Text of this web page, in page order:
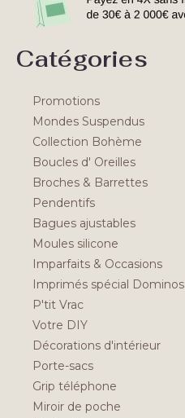
Catégories
Promotions
Mondes Suspendus
Collection Bohème
Boucles d' Oreilles
Broches & Barrettes
Pendentifs
Bagues ajustables
Moules silicone
Imparfaits & Occasions
Imprimés spécial Dominos
P'tit Vrac
Votre DIY
Décorations d'intérieur
Porte-sacs
Grip téléphone
Miroir de poche